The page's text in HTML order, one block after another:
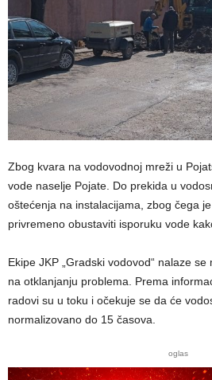
Zbog kvara na vodovodnoj mreži u
vode naselje Pojate. Do prekida u
oštećenja na instalacijama, zbog čega
privremeno obustaviti isporuku vode
Ekipe JKP „Gradski vodovod“ nalaze
na otklanjanju problema. Prema
radovi su u toku i očekuje se da će
normalizovano do 15 časova.
oglas